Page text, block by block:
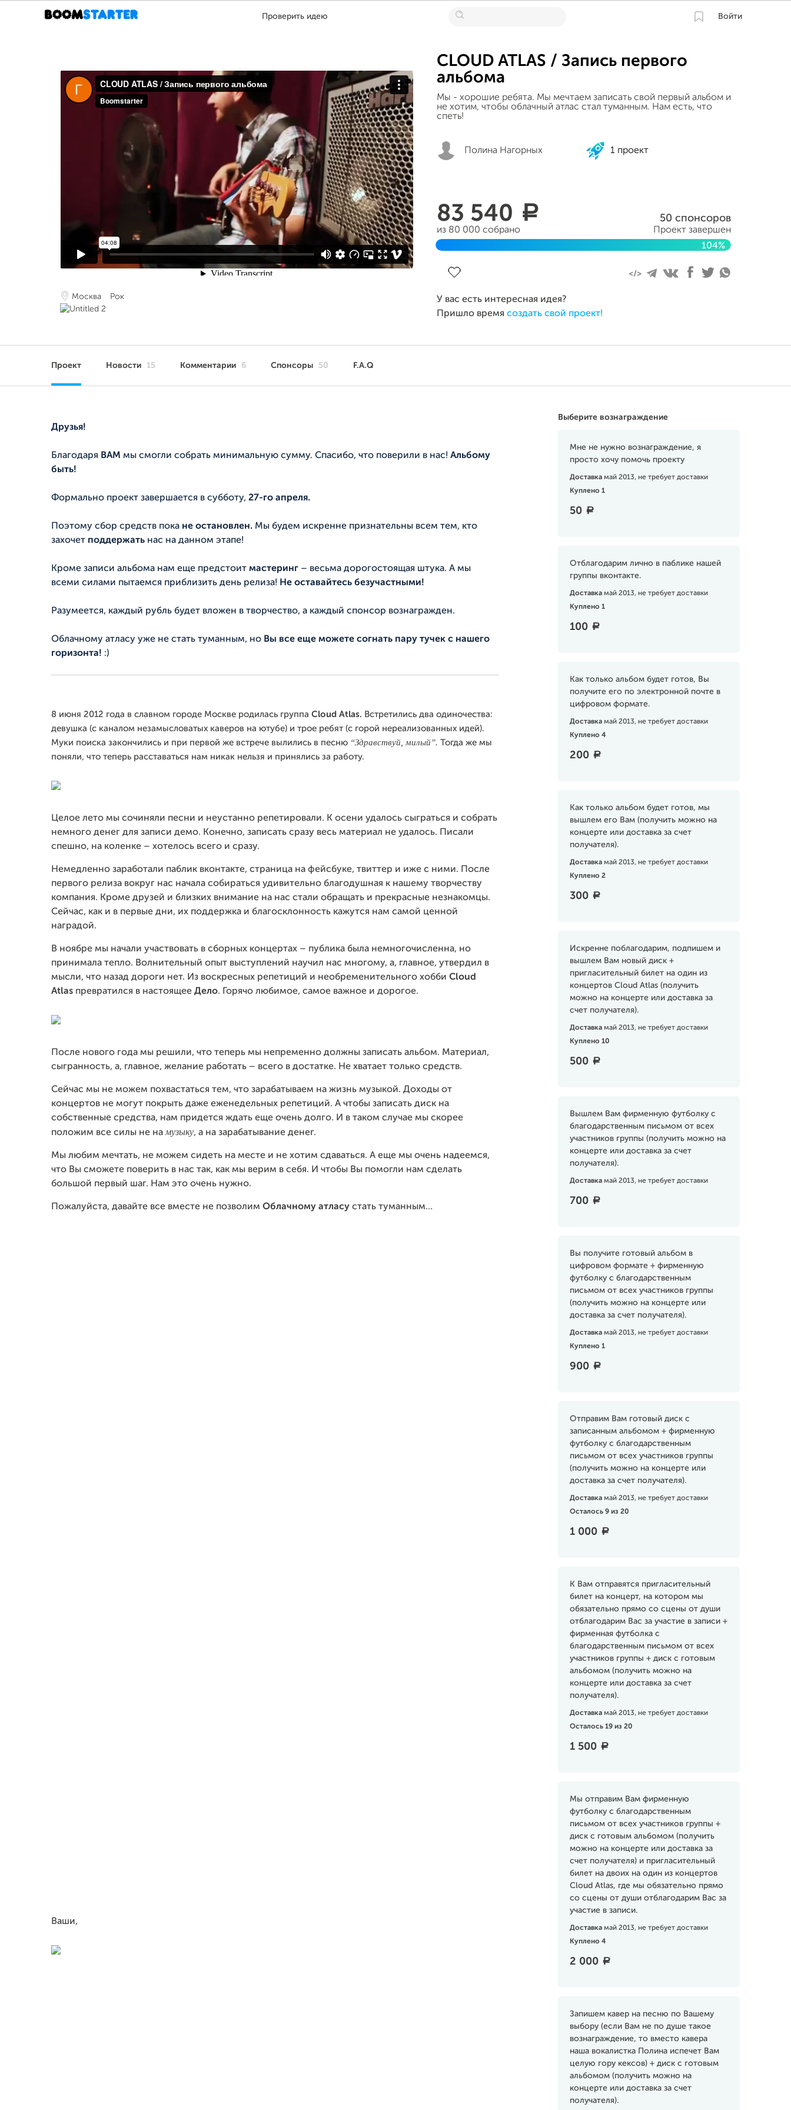
Проверить идею Войти
Москва Рок
CLOUD ATLAS / Запись первого
альбома
Мы - хорошие ребята. Мы мечтаем записать свой первый альбом и
не хотим, чтобы облачный атлас стал туманным. Нам есть, что
спеть!
Полина Нагорных 1 проект
83 540 a
из 80 000 собрано
50 спонсоров
Проект завершен
104%
У вас есть интересная идея?
Пришло время создать свой проект!
Проект Новости 15 Комментарии 6 Спонсоры 50 F.A.Q
Выберите вознаграждение
Мне не нужно вознаграждение, я
просто хочу помочь проекту
Доставка май 2013, не требует доставки
Куплено 1
50 a
Отблагодарим лично в паблике нашей
группы вконтакте.
Доставка май 2013, не требует доставки
Куплено 1
100 a
Как только альбом будет готов, Вы
получите его по электронной почте в
цифровом формате.
Доставка май 2013, не требует доставки
Куплено 4
200 a
Как только альбом будет готов, мы
вышлем его Вам (получить можно на
концерте или доставка за счет
получателя).
Доставка май 2013, не требует доставки
Куплено 2
300 a
Искренне поблагодарим, подпишем и
вышлем Вам новый диск +
пригласительный билет на один из
концертов Cloud Atlas (получить
можно на концерте или доставка за
счет получателя).
Доставка май 2013, не требует доставки
Куплено 10
500 a
Вышлем Вам фирменную футболку с
благодарственным письмом от всех
участников группы (получить можно на
концерте или доставка за счет
получателя).
Доставка май 2013, не требует доставки
700 a
Вы получите готовый альбом в
цифровом формате + фирменную
футболку с благодарственным
письмом от всех участников группы
(получить можно на концерте или
доставка за счет получателя).
Доставка май 2013, не требует доставки
Куплено 1
900 a
Отправим Вам готовый диск с
записанным альбомом + фирменную
футболку с благодарственным
письмом от всех участников группы
(получить можно на концерте или
доставка за счет получателя).
Доставка май 2013, не требует доставки
Осталось 9 из 20
1 000 a
К Вам отправятся пригласительный
билет на концерт, на котором мы
обязательно прямо со сцены от души
отблагодарим Вас за участие в записи +
фирменная футболка с
благодарственным письмом от всех
участников группы + диск с готовым
альбомом (получить можно на
концерте или доставка за счет
получателя).
Доставка май 2013, не требует доставки
Осталось 19 из 20
1 500 a
Мы отправим Вам фирменную
футболку с благодарственным
письмом от всех участников группы +
диск с готовым альбомом (получить
можно на концерте или доставка за
счет получателя) и пригласительный
билет на двоих на один из концертов
Cloud Atlas, где мы обязательно прямо
со сцены от души отблагодарим Вас за
участие в записи.
Доставка май 2013, не требует доставки
Куплено 4
2 000 a
Запишем кавер на песню по Вашему
выбору (если Вам не по душе такое
вознаграждение, то вместо кавера
наша вокалистка Полина испечет Вам
целую гору кексов) + диск с готовым
альбомом (получить можно на
концерте или доставка за счет
получателя).
Друзья!
Благодаря ВАМ мы смогли собрать минимальную сумму. Спасибо, что поверили в нас! Альбому
быть!
Формально проект завершается в субботу, 27-го апреля.
Поэтому сбор средств пока не остановлен. Мы будем искренне признательны всем тем, кто
захочет поддержать нас на данном этапе!
Кроме записи альбома нам еще предстоит мастеринг – весьма дорогостоящая штука. А мы
всеми силами пытаемся приблизить день релиза! Не оставайтесь безучастными!
Разумеется, каждый рубль будет вложен в творчество, а каждый спонсор вознагражден.
Облачному атласу уже не стать туманным, но Вы все еще можете согнать пару тучек с нашего
горизонта! :)
8 июня 2012 года в славном городе Москве родилась группа Cloud Atlas. Встретились два одиночества:
девушка (с каналом незамысловатых каверов на ютубе) и трое ребят (с горой нереализованных идей).
Муки поиска закончились и при первой же встрече вылились в песню “Здравствуй, милый”. Тогда же мы
поняли, что теперь расставаться нам никак нельзя и принялись за работу.
Целое лето мы сочиняли песни и неустанно репетировали. К осени удалось сыграться и собрать
немного денег для записи демо. Конечно, записать сразу весь материал не удалось. Писали
спешно, на коленке – хотелось всего и сразу.
Немедленно заработали паблик вконтакте, страница на фейсбуке, твиттер и иже с ними. После
первого релиза вокруг нас начала собираться удивительно благодушная к нашему творчеству
компания. Кроме друзей и близких внимание на нас стали обращать и прекрасные незнакомцы.
Сейчас, как и в первые дни, их поддержка и благосклонность кажутся нам самой ценной
наградой.
В ноябре мы начали участвовать в сборных концертах – публика была немногочисленна, но
принимала тепло. Волнительный опыт выступлений научил нас многому, а, главное, утвердил в
мысли, что назад дороги нет. Из воскресных репетиций и необременительного хобби Cloud
Atlas превратился в настоящее Дело. Горячо любимое, самое важное и дорогое.
После нового года мы решили, что теперь мы непременно должны записать альбом. Материал,
сыгранность, а, главное, желание работать – всего в достатке. Не хватает только средств.
Сейчас мы не можем похвастаться тем, что зарабатываем на жизнь музыкой. Доходы от
концертов не могут покрыть даже еженедельных репетиций. А чтобы записать диск на
собственные средства, нам придется ждать еще очень долго. И в таком случае мы скорее
положим все силы не намузыку, а на зарабатывание денег.
Мы любим мечтать, не можем сидеть на месте и не хотим сдаваться. А еще мы очень надеемся,
что Вы сможете поверить в нас так, как мы верим в себя. И чтобы Вы помогли нам сделать
большой первый шаг. Нам это очень нужно.
Пожалуйста, давайте все вместе не позволим Облачному атласу стать туманным…
Ваши,